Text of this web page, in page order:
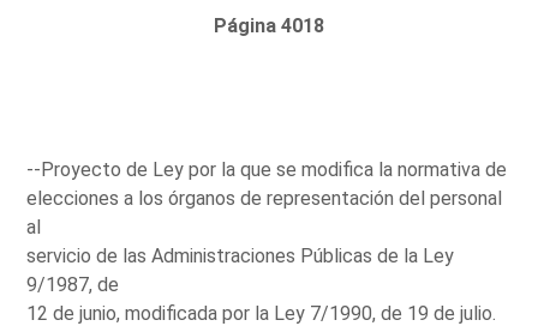
Página 4018
--Proyecto de Ley por la que se modifica la normativa de
elecciones a los órganos de representación del personal
al
servicio de las Administraciones Públicas de la Ley
9/1987, de
12 de junio, modificada por la Ley 7/1990, de 19 de julio.